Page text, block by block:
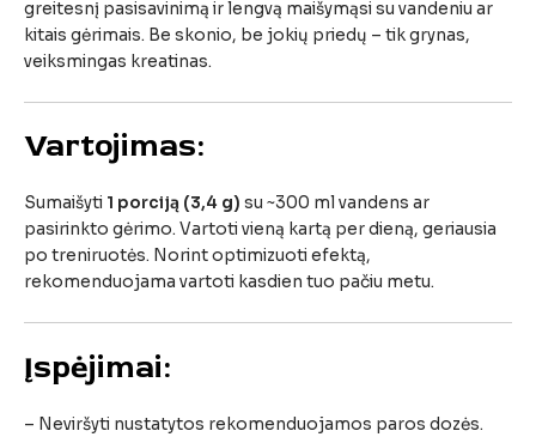
greitesnį pasisavinimą irlengvą maišymąsisu vandeniu ar
kitais gėrimais. Be skonio, be jokių priedų – tikgrynas,
veiksmingas kreatinas.
Vartojimas:
Sumaišyti 1 porciją (3,4 g) su ~300 ml vandens ar
pasirinkto gėrimo. Vartotivieną kartą perdieną, geriausia
po treniruotės. Norintoptimizuotiefektą,
rekomenduojama vartoti kasdien tuo pačiu metu.
Įspėjimai:
– Neviršyti nustatytos rekomenduojamos paros dozės.